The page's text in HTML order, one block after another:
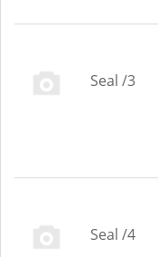
Seal /3
Seal /4